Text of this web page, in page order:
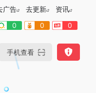
广告 去更新
资讯
0 0 0
手机查看